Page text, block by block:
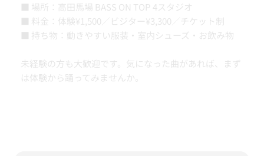
■ 場所：高田馬場 BASS ON TOP 4スタジオ
■ 料金：体験¥1,500／ビジター¥3,300／チケット制
■ 持ち物：動きやすい服装・室内シューズ・お飲み物
未経験の方も大歓迎です。気になった曲があれば、まず
は体験から踊ってみませんか。